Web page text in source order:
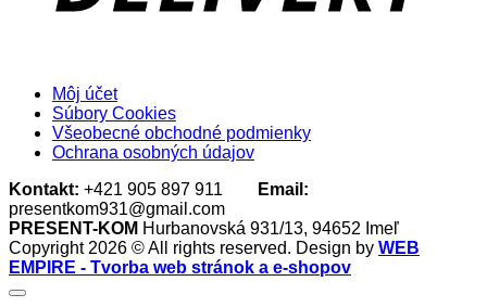
Môj účet
Súbory Cookies
Všeobecné obchodné podmienky
Ochrana osobných údajov
Kontakt: +421 905 897 911
Email:
presentkom931@gmail.com
PRESENT-KOM Hurbanovská 931/13, 94652 Imeľ
Copyright 2026 © All rights reserved. Design by WEB
EMPIRE - Tvorba web stránok a e-shopov